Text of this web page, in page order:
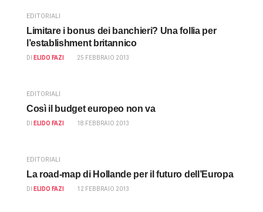
EDITORIALI
Limitare i bonus dei banchieri? Una follia per
l’establishment britannico
DI ELIDO FAZI 25 FEBBRAIO 2013
EDITORIALI
Così il budget europeo non va
DI ELIDO FAZI 18 FEBBRAIO 2013
EDITORIALI
La road-map di Hollande per il futuro dell’Europa
DI ELIDO FAZI 12 FEBBRAIO 2013